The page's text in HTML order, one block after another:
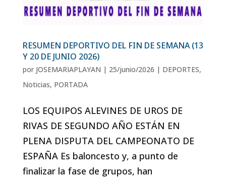
RESUMEN DEPORTIVO DEL FIN DE SEMANA (13
Y 20 DE JUNIO 2026)
por JOSEMARIAPLAYAN | 25/junio/2026 | DEPORTES,
Noticias, PORTADA
LOS EQUIPOS ALEVINES DE UROS DE
RIVAS DE SEGUNDO AÑO ESTÁN EN
PLENA DISPUTA DEL CAMPEONATO DE
ESPAÑA Es baloncesto y, a punto de
finalizar la fase de grupos, han